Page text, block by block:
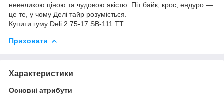
невеликою ціною та чудовою якістю. Піт байк, крос, ендуро —
це те, у чому Делі тайр розуміється.
Купити гуму Deli 2.75-17 SB-111 TT
Приховати
Характеристики
Основні атрибути